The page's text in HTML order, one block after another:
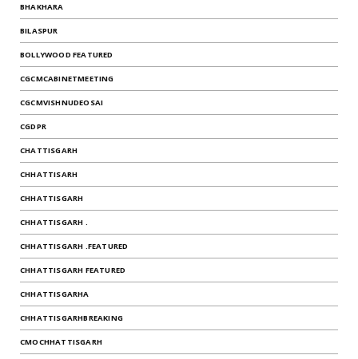
BHAKHARA
BILASPUR
BOLLYWOOD FEATURED
CGCMCABINETMEETING
CGCMVISHNUDEOSAI
CGDPR
CHATTISGARH
CHHATTISARH
CHHATTISGARH
CHHATTISGARH .
CHHATTISGARH .FEATURED
CHHATTISGARH FEATURED
CHHATTISGARHA
CHHATTISGARHBREAKING
CMOCHHATTISGARH